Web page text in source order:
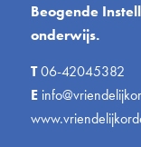
Beogende
onderwijs.
T06-42045382
E